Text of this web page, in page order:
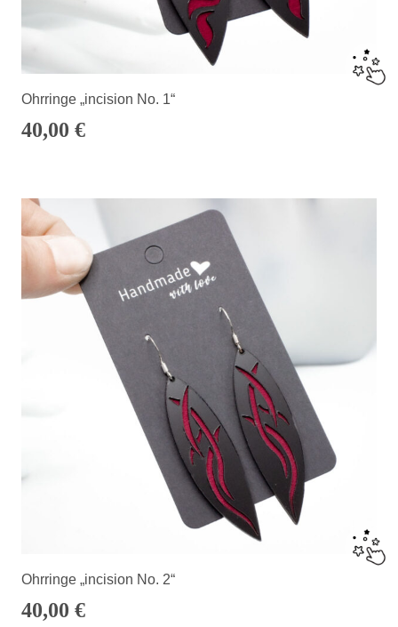
Ohrringe „incision No. 1“
40,00 €
Ohrringe „incision No. 2“
40,00 €